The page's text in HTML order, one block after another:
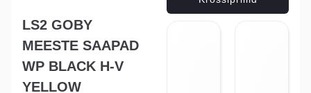
LS2 GOBY
MEESTE SAAPAD
WP BLACK H-V
YELLOW